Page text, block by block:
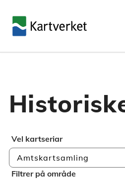
Vel kartseriar
Amtskartsamling
Filtrer på område